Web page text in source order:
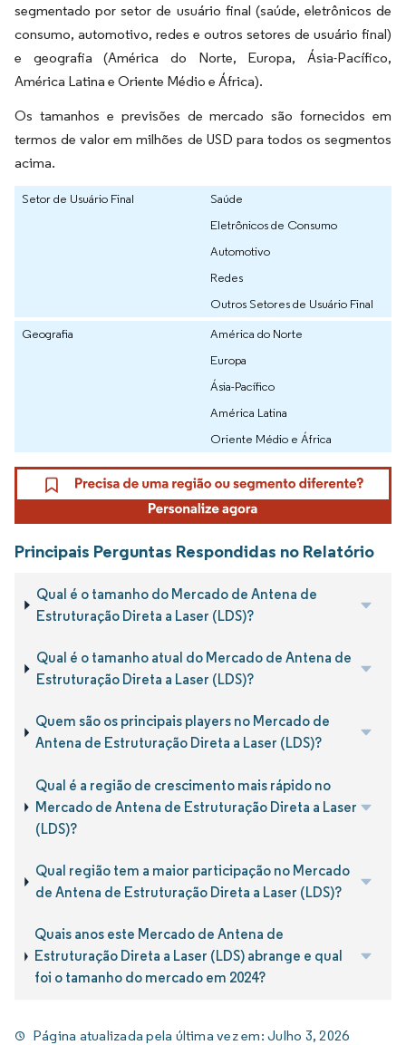
segmentado por setor de usuário final (saúde, eletrônicos de
consumo, automotivo, redes e outros setores de usuário final)
e geografia (América do Norte, Europa, Ásia-Pacífico,
América Latina e Oriente Médio e África).
Os tamanhos e previsões de mercado são fornecidos em
termos de valor em milhões de USD para todos os segmentos
acima.
Setor de Usuário Final
Saúde
Eletrônicos de Consumo
Automotivo
Redes
Outros Setores de Usuário Final
Geografia
América do Norte
Europa
Ásia-Pacífico
América Latina
Oriente Médio e África
Principais Perguntas Respondidas no Relatório
Qual é o tamanho do Mercado de Antena de
Estruturação Direta a Laser (LDS)?
Qual é o tamanho atual do Mercado de Antena de
Estruturação Direta a Laser (LDS)?
Quem são os principais players no Mercado de
Antena de Estruturação Direta a Laser (LDS)?
Qual é a região de crescimento mais rápido no
Mercado de Antena de Estruturação Direta a Laser
(LDS)?
Qual região tem a maior participação no Mercado
de Antena de Estruturação Direta a Laser (LDS)?
Quais anos este Mercado de Antena de
Estruturação Direta a Laser (LDS) abrange e qual
foi o tamanho do mercado em 2024?
Página atualizada pela última vez em:Julho 3, 2026